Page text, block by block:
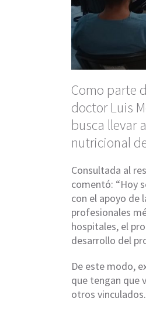
Como parte
doctor Luis
busca llevar
nutricional
Consultada al
comentó: “Hoy
con el apoyo de
profesionales
hospitales, el
desarrollo del
De este modo,
que tengan que
otros vinculados.